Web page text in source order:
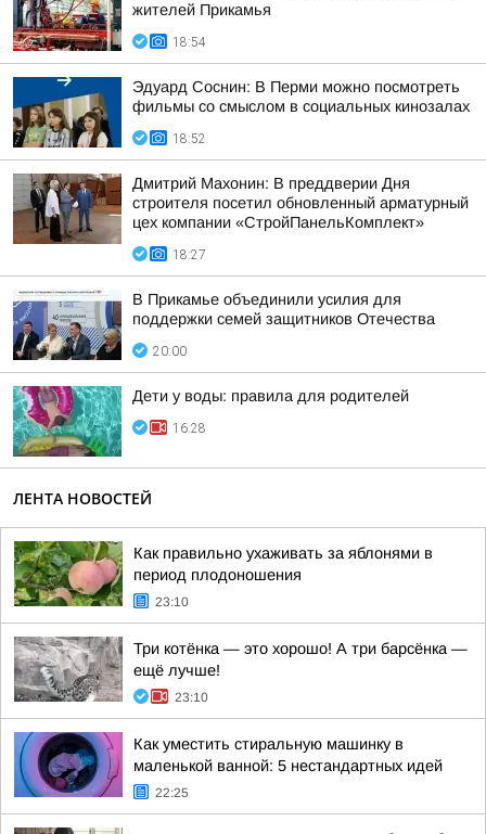
жителей Прикамья
18:54
Эдуард Соснин: В Перми можно посмотреть
фильмы со смыслом в социальных кинозалах
18:52
Дмитрий Махонин: В преддверии Дня
строителя посетил обновленный арматурный
цех компании «СтройПанельКомплект»
18:27
В Прикамье объединили усилия для
поддержки семей защитников Отечества
20:00
Дети у воды: правила для родителей
16:28
ЛЕНТА НОВОСТЕЙ
Как правильно ухаживать за яблонями в
период плодоношения
23:10
Три котёнка — это хорошо! А три барсёнка —
ещё лучше!
23:10
Как уместить стиральную машинку в
маленькой ванной: 5 нестандартных идей
22:25